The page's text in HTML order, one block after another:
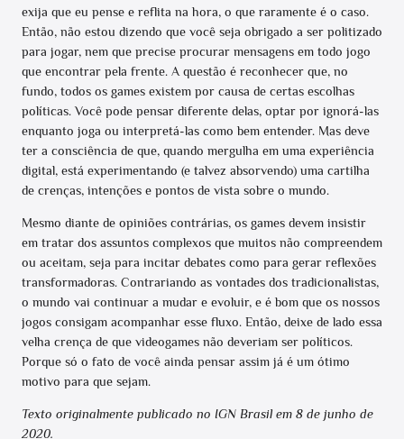
exija que eu pense e reflita na hora, o que raramente é o caso.
Então, não estou dizendo que você seja obrigado a ser politizado
para jogar, nem que precise procurar mensagens em todo jogo
que encontrar pela frente. A questão é reconhecer que, no
fundo, todos os games existem por causa de certas escolhas
políticas. Você pode pensar diferente delas, optar por ignorá-las
enquanto joga ou interpretá-las como bem entender. Mas deve
ter a consciência de que, quando mergulha em uma experiência
digital, está experimentando (e talvez absorvendo) uma cartilha
de crenças, intenções e pontos de vista sobre o mundo.
Mesmo diante de opiniões contrárias, os games devem insistir
em tratar dos assuntos complexos que muitos não compreendem
ou aceitam, seja para incitar debates como para gerar reflexões
transformadoras. Contrariando as vontades dos tradicionalistas,
o mundo vai continuar a mudar e evoluir, e é bom que os nossos
jogos consigam acompanhar esse fluxo. Então, deixe de lado essa
velha crença de que videogames não deveriam ser políticos.
Porque só o fato de você ainda pensar assim já é um ótimo
motivo para que sejam.
Texto originalmente publicado no IGN Brasil em 8 de junho de
2020.